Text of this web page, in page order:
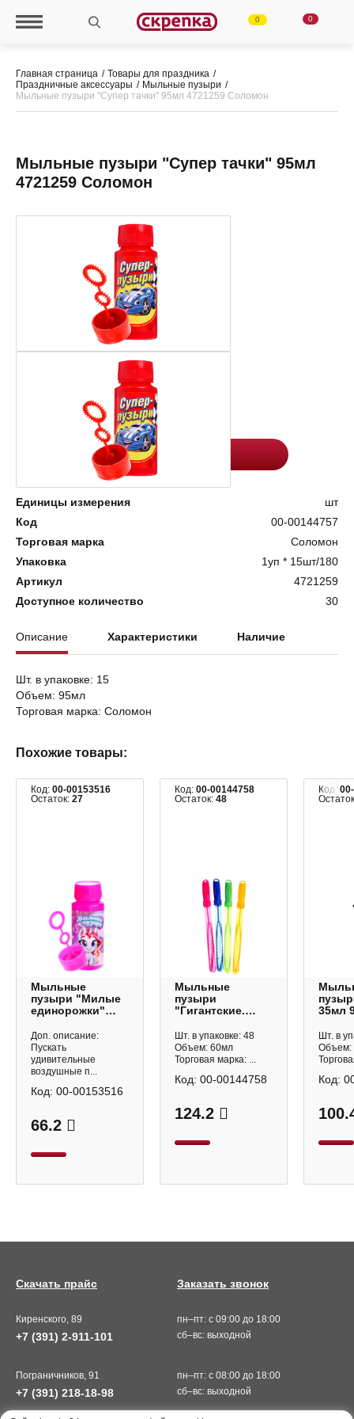
0 0
Главная страница
Товары для праздника
Праздничные аксессуары
Мыльные пузыри
Мыльные пузыри "Супер тачки" 95мл 4721259 Соломон
Цена:
66.2
Добавить в корзину
Мыльные пузыри "Супер тачки" 95мл
4721259 Соломон
Единицы измерения
шт
Код
00-00144757
Торговая марка
Соломон
Упаковка
1уп * 15шт/180
Артикул
4721259
Доступное количество
30
Описание Характеристики Наличие
Шт. в упаковке: 15
Объем: 95мл
Торговая марка: Соломон
Похожие товары:
Код: 00-00153516
Остаток: 27
Мыльные
пузыри "Милые
единорожки"
Соломон
Доп. описание:
Пускать
удивительные
воздушные п...
66.2
Код: 00-00153516
Код: 00-00144758
Остаток: 48
Мыльные
пузыри
"Гигантские.
ассорти 9718232
Funny toys
Шт. в упаковке: 48
Объем: 60мл
Торговая марка: ...
124.2
Код: 00-00144758
Код:
35мл
Шт. в
Объем:
Код:
Киренского, 89
+7 (391) 2-911-101
пн–пт: с 09:00 до 18:00
сб–вс: выходной
Пограничников, 91
+7 (391) 218-18-98
пн–пт: с 08:00 до 18:00
сб–вс: выходной
Заказать звонок
Скачать прайс